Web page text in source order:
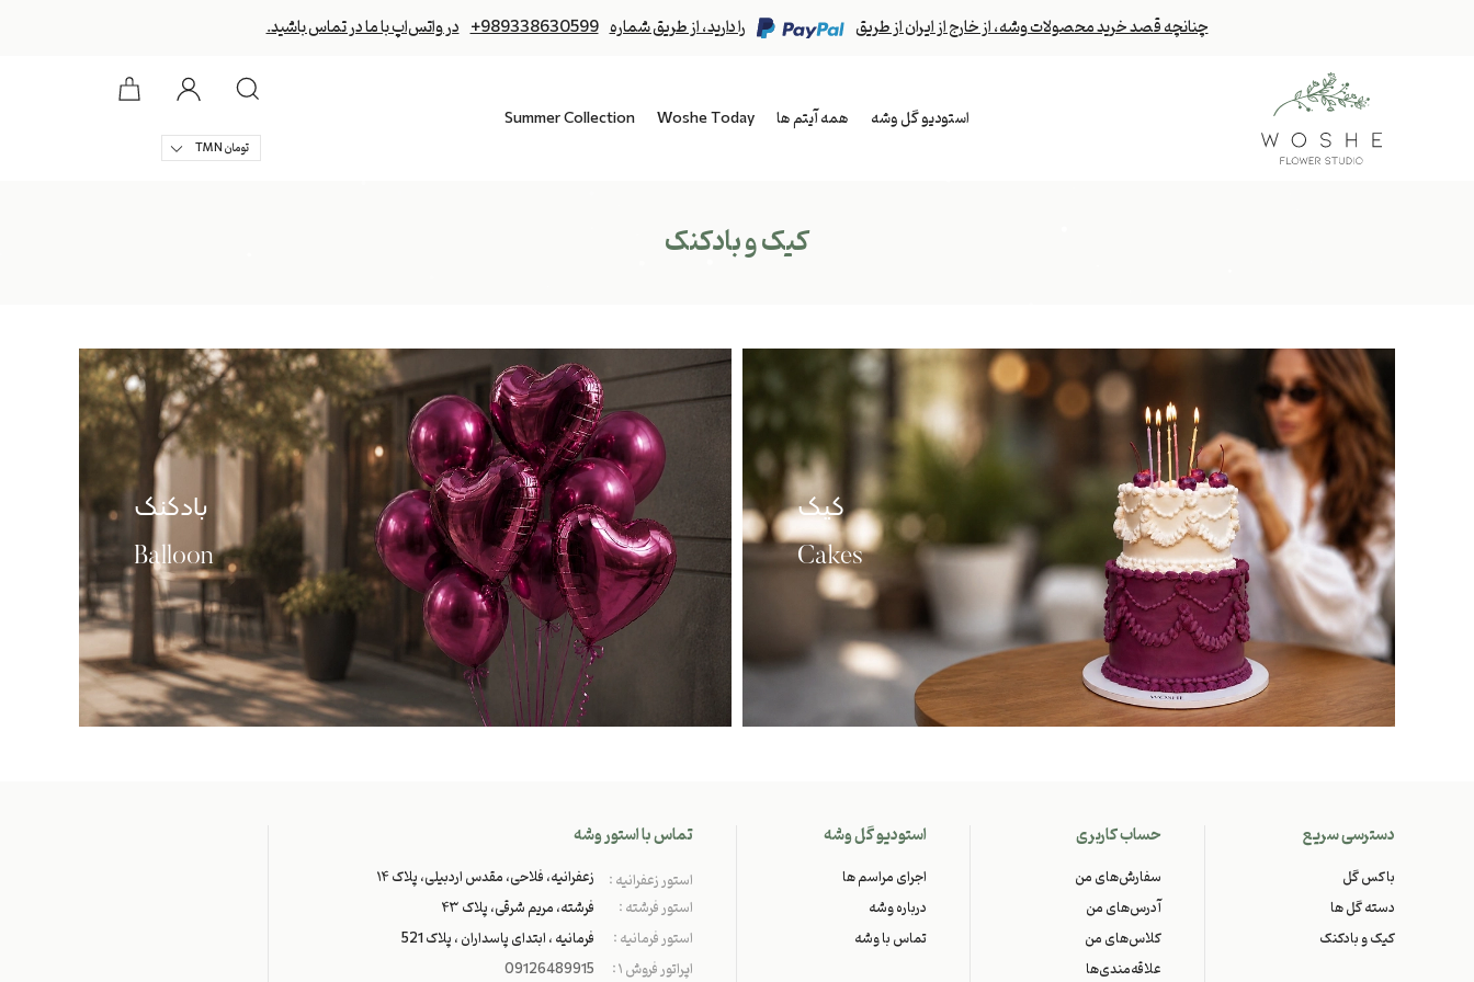
چنانچه قصد خرید محصولات وشه، از خارج از ایران از طریق را دارید، از طریق شماره +989338630599 در واتس‌اپ با ما در تماس باشید.
استودیو گل وشه همه آیتم ها Woshe Today
Summer Collection
کیک و بادکنک
کیک
Cakes
بادکنک
Balloon
دسترسی سریع
باکس گل
دسته گل ها
کیک و بادکنک
حساب کاربری
سفارش‌های من
آدرس‌های من
کلاس‌های من
علاقه‌مندی‌ها
استودیو گل وشه
اجرای مراسم ها
درباره وشه
تماس با وشه
تماس با استور وشه
استور زعفرانیه : زعفرانیه، فلاحی، مقدس اردبیلی، پلاک ۱۴
استور فرشته :
فرشته، مریم شرقی، پلاک ۴۳
استور فرمانیه :
فرمانیه ، ابتدای پاسداران ، پلاک 521
اپراتور فروش ۱ :
09126489915